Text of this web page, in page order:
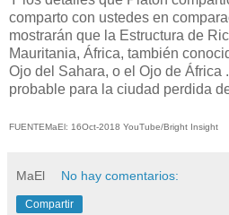
comparto con ustedes en
mostrarán que la Estructura de
Mauritania, África, también
Ojo del Sahara, o el Ojo de África
probable para la ciudad perdida
FUENTEMaEl: 16Oct-2018 YouTube/Bright Insight
MaEl No hay comentarios:
Compartir